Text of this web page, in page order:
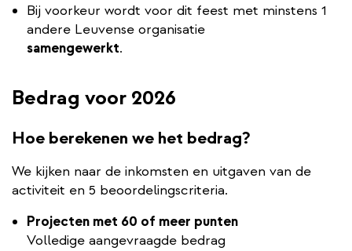
Bij voorkeur wordt voor dit feest met minstens 1
andere Leuvense organisatie
samengewerkt.
Bedrag voor 2026
Hoe berekenen we het bedrag?
We kijken naar de inkomsten en uitgaven van de
activiteit en 5 beoordelingscriteria.
Projecten met 60 of meer punten
Volledige aangevraagde bedrag